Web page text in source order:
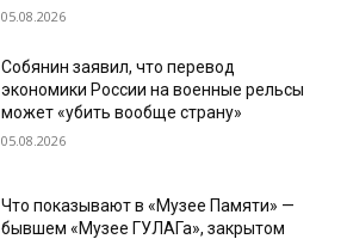
05.08.2026
Собянин заявил, что перевод
экономики России на военные рельсы
может «убить вообще страну»
05.08.2026
Что показывают в «Музее Памяти» —
бывшем «Музее ГУЛАГа», закрытом